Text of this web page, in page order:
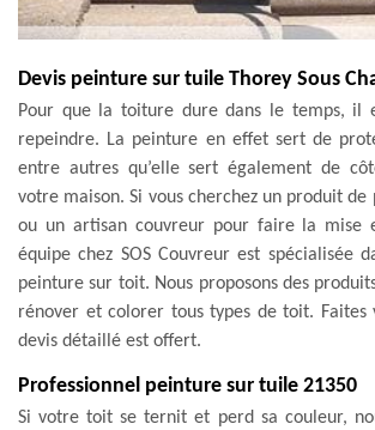
Devis peinture sur tuile Thorey Sous
Pour que la toiture dure dans le temps, il
repeindre. La peinture en effet sert de
entre autres qu’elle sert également de
votre maison. Si vous cherchez un produit
ou un artisan couvreur pour faire la mise
équipe chez SOS Couvreur est spécialisée
peinture sur toit. Nous proposons des
rénover et colorer tous types de toit. Faites
devis détaillé est offert.
Professionnel peinture sur tuile 21350
Si votre toit se ternit et perd sa couleur,